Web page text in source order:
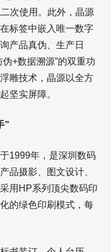
次使用。此外，晶源
标签中嵌入唯一数字
产品真伪、生产日
+数据溯源”的双重功
雕技术，晶源以全方
坚实屏障。
”
1999年，是深圳数码
品摄影、图文设计、
用HP系列顶尖数码印
的绿色印刷模式，每